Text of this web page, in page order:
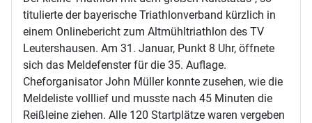
titulierte der bayerische Triathlonverband kürzlich in
einem Onlinebericht zum Altmühltriathlon des TV
Leutershausen. Am 31. Januar, Punkt 8 Uhr, öffnete
sich das Meldefenster für die 35. Auflage.
Cheforganisator John Müller konnte zusehen, wie die
Meldeliste volllief und musste nach 45 Minuten die
Reißleine ziehen. Alle 120 Startplätze waren vergeben